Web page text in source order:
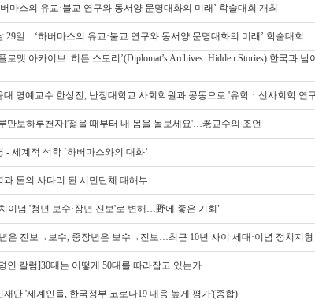
버마스의 유교·불교 연구와 동서양 문명대화의 미래’ 학술대회 개최
29일…‘하버마스의 유교·불교 연구와 동서양 문명대화의 미래’ 학술대회
로맷 아카이브: 히든 스토리’(Diplomat’s Archives: Hidden Stories) 한국과
대 명예교수 한상진, 난징대학교 사회학원과 공동으로 '유학ㆍ신사회학 연
만보하루천자]'젊을 때부터 내 몸을 돌보세요'…老교수의 조언
- 세계적 석학 ‘하버마스와의 대화’
과 돈의 사다리 된 시민단체 대해부
이념 '청년 보수·장년 진보'로 변해…野에 좋은 기회"
은 진보→보수, 중장년은 보수→진보…최근 10년 사이 세대·이념 정치지형
인 칼럼]30대는 어떻게 50대를 따라잡고 있는가
재단 '세계인들, 한국정부 코로나19 대응 높게 평가'(종합)